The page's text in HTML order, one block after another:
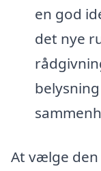
en god
det nye
At vælge